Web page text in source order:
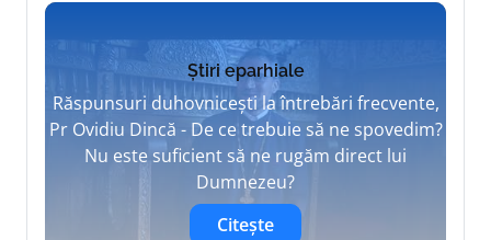
Știri eparhiale
Răspunsuri duhovnicești la întrebări frecvente,
Pr Ovidiu Dincă - De ce trebuie să ne spovedim?
Nu este suficient să ne rugăm direct lui
Dumnezeu?
Citește